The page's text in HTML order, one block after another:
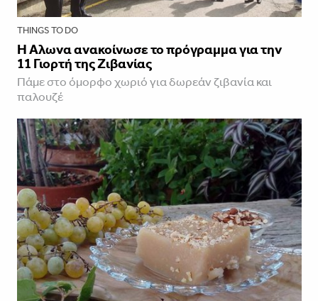
THINGS TO DO
Η Άλωνα ανακοίνωσε το πρόγραμμα για την
11 Γιορτή της Ζιβανίας
Πάμε στο όμορφο χωριό για δωρεάν ζιβανία και
παλουζέ